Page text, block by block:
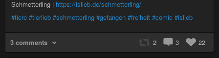
Schmetterling | https://islieb.de/schmetterling/
#tiere #tierlieb #schmetterling #gefangen #freiheit #comic #islieb
3 comments 2 3 22